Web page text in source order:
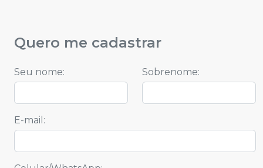
Quero me cadastrar
Seu nome: Sobrenome:
E-mail :